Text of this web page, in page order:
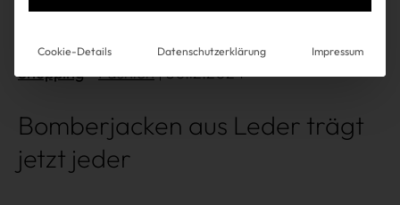
Shopping Fashion| 30.12.2024
Bomberjacken aus Leder trägt
jetzt jeder
Cookie-Details Datenschutzerklärung Impressum